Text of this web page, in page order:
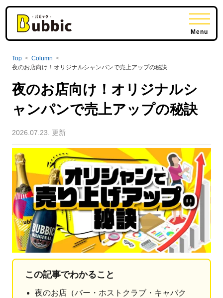
Menu
Top < Column <
夜のお店向け！オリジナルシャンパンで売上アップの秘訣
夜のお店向け！オリジナルシ
ャンパンで売上アップの秘訣
2026.07.23. 更新
この記事でわかること
夜のお店（バー・ホストクラブ・キャバク